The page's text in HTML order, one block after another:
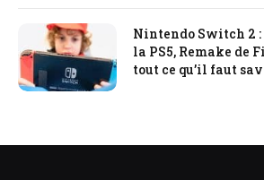
Nintendo Switch 2 :
la PS5, Remake de
tout ce qu’il faut